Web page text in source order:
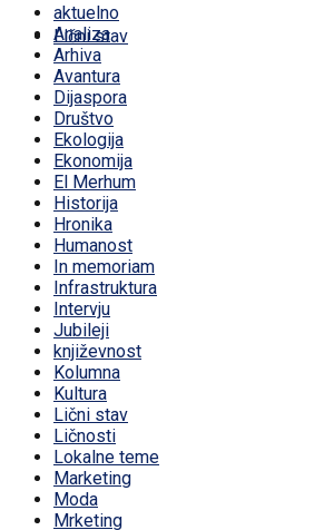
Lični stav
aktuelno
Analiza
Arhiva
Avantura
Dijaspora
Društvo
Ekologija
Ekonomija
El Merhum
Historija
Hronika
Humanost
In memoriam
Infrastruktura
Intervju
Jubileji
književnost
Kolumna
Kultura
Lični stav
Ličnosti
Lokalne teme
Marketing
Moda
Mrketing